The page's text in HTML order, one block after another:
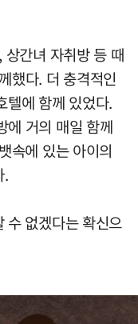
간녀 자취방 등 때
했다. 더 충격적인
텔에 함께 있었다.
에 거의 매일 함께
속에 있는 아이의
.
수 없겠다는 확신으